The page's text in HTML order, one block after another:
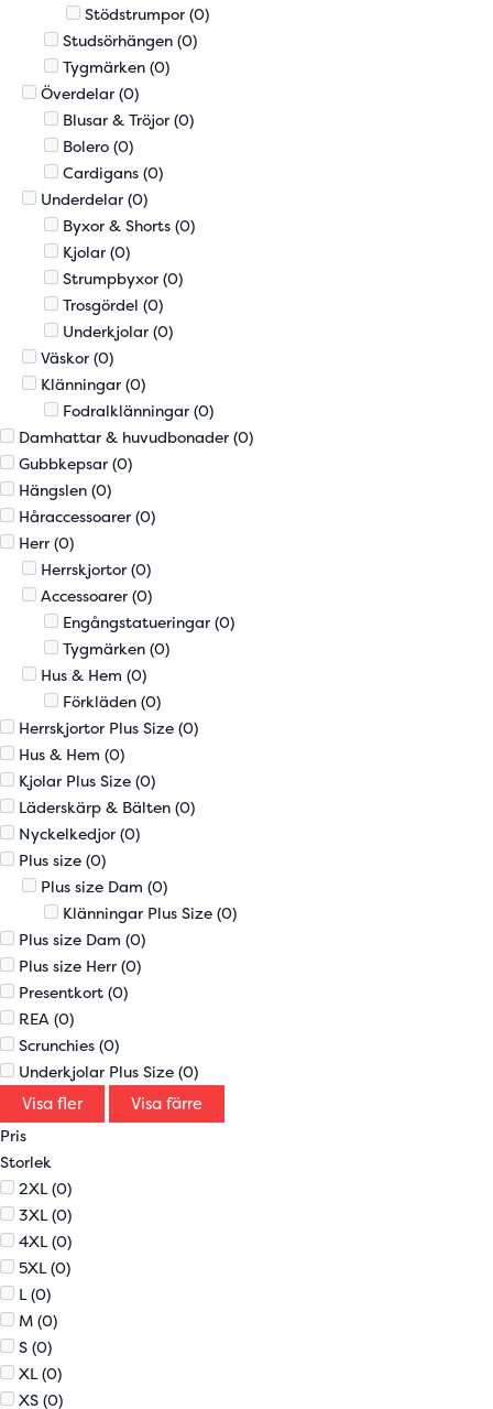
Stödstrumpor (0)
Studsörhängen (0)
Tygmärken (0)
Överdelar (0)
Blusar & Tröjor (0)
Bolero (0)
Cardigans (0)
Underdelar (0)
Byxor & Shorts (0)
Kjolar (0)
Strumpbyxor (0)
Trosgördel (0)
Underkjolar (0)
Väskor (0)
Klänningar (0)
Fodralklänningar (0)
Damhattar & huvudbonader (0)
Gubbkepsar (0)
Hängslen (0)
Håraccessoarer (0)
Herr (0)
Herrskjortor (0)
Accessoarer (0)
Engångstatueringar (0)
Tygmärken (0)
Hus & Hem (0)
Förkläden (0)
Herrskjortor Plus Size (0)
Hus & Hem (0)
Kjolar Plus Size (0)
Läderskärp & Bälten (0)
Nyckelkedjor (0)
Plus size (0)
Plus size Dam (0)
Klänningar Plus Size (0)
Plus size Dam (0)
Plus size Herr (0)
Presentkort (0)
REA (0)
Scrunchies (0)
Underkjolar Plus Size (0)
Visa fler Visa färre
Pris
Storlek
2XL (0)
3XL (0)
4XL (0)
5XL (0)
L (0)
M (0)
S (0)
XL (0)
XS (0)